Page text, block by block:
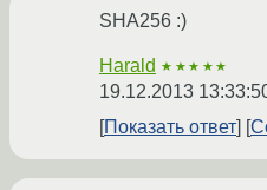
SHA256 :)
Harald ★★★★★
19.12.2013
Показать ответ